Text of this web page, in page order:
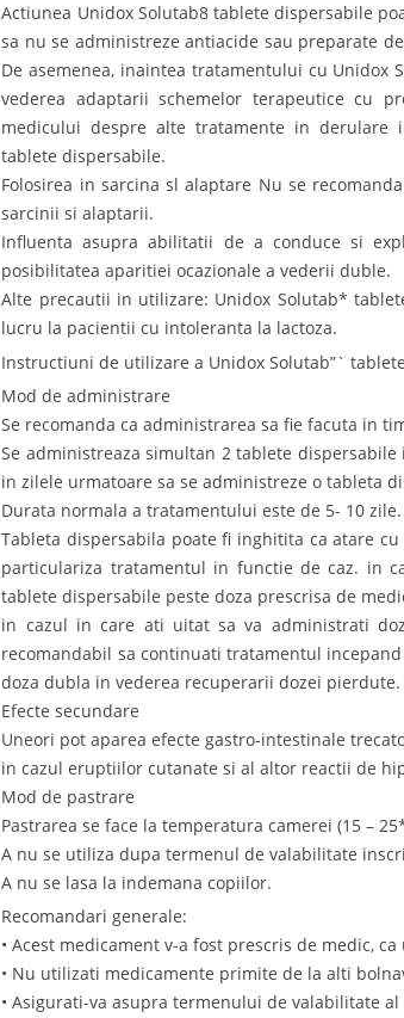
Actiunea Unidox Solutab8 tablete dispersabile
sa nu se administreze antiacide sau preparate
De asemenea, inaintea tratamentului cu
vederea adaptarii schemelor terapeutice cu
medicului despre alte tratamente in derulare
tablete dispersabile.
Folosirea in sarcina sl alaptare Nu se
sarcinii si alaptarii.
Influenta asupra abilitatii de a conduce si
posibilitatea aparitiei ocazionale a vederii duble.
Alte precautii in utilizare: Unidox Solutab*
lucru la pacientii cu intoleranta la lactoza.
Instructiuni de utilizare a Unidox Solutab”`
Mod de administrare
Se recomanda ca administrarea sa fie facuta in
Se administreaza simultan 2 tablete
in zilele urmatoare sa se administreze o tableta
Durata normala a tratamentului este de 5- 10 zile.
Tableta dispersabila poate fi inghitita ca atare
particulariza tratamentul in functie de caz. in
tablete dispersabile peste doza prescrisa de
in cazul in care ati uitat sa va administrati
recomandabil sa continuati tratamentul
doza dubla in vederea recuperarii dozei pierdute.
Efecte secundare
Uneori pot aparea efecte gastro-intestinale
in cazul eruptiilor cutanate si al altor reactii de
Mod de pastrare
Pastrarea se face la temperatura camerei (15 –
A nu se utiliza dupa termenul de valabilitate
A nu se lasa la indemana copiilor.
Recomandari generale:
• Acest medicament v-a fost prescris de medic,
• Nu utilizati medicamente primite de la alti
• Asigurati-va asupra termenului de valabilitate